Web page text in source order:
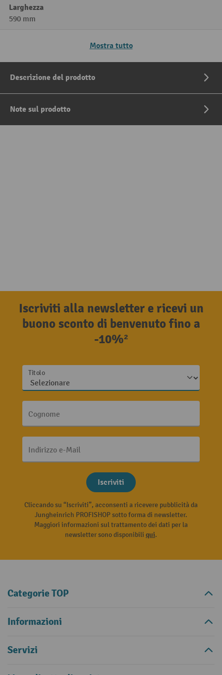
Larghezza
590 mm
Mostra tutto
Descrizione del prodotto
Note sul prodotto
Iscriviti alla newsletter e ricevi un
buono sconto di benvenuto fino a
-10%²
Titolo
Cognome
Indirizzo e-Mail
Iscriviti
Cliccando su “Iscriviti”, acconsenti a ricevere pubblicità da
Jungheinrich PROFISHOP sotto forma di newsletter.
Maggiori informazioni sul trattamento dei dati per la
newsletter sono disponibili qui.
Categorie TOP
Informazioni
Servizi